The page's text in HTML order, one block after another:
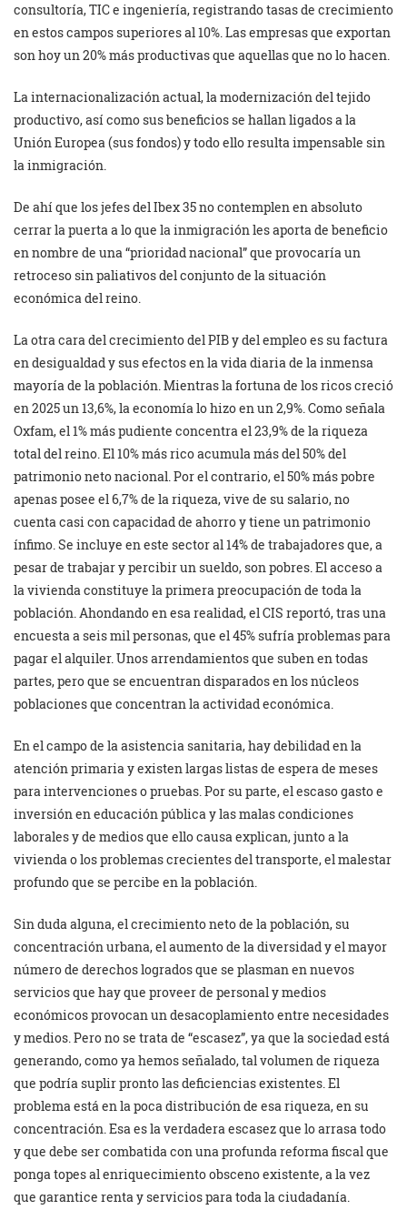
consultoría, TIC e ingeniería, registrando tasas de crecimiento
en estos campos superiores al 10%. Las empresas que exportan
son hoy un 20% más productivas que aquellas que no lo hacen.
La internacionalización actual, la modernización del tejido
productivo, así como sus beneficios se hallan ligados a la
Unión Europea (sus fondos) y todo ello resulta impensable sin
la inmigración.
De ahí que los jefes del Ibex 35 no contemplen en absoluto
cerrar la puerta a lo que la inmigración les aporta de beneficio
en nombre de una “prioridad nacional” que provocaría un
retroceso sin paliativos del conjunto de la situación
económica del reino.
La otra cara del crecimiento del PIB y del empleo es su factura
en desigualdad y sus efectos en la vida diaria de la inmensa
mayoría de la población. Mientras la fortuna de los ricos creció
en 2025 un 13,6%, la economía lo hizo en un 2,9%. Como señala
Oxfam, el 1% más pudiente concentra el 23,9% de la riqueza
total del reino. El 10% más rico acumula más del 50% del
patrimonio neto nacional. Por el contrario, el 50% más pobre
apenas posee el 6,7% de la riqueza, vive de su salario, no
cuenta casi con capacidad de ahorro y tiene un patrimonio
ínfimo. Se incluye en este sector al 14% de trabajadores que, a
pesar de trabajar y percibir un sueldo, son pobres. El acceso a
la vivienda constituye la primera preocupación de toda la
población. Ahondando en esa realidad, el CIS reportó, tras una
encuesta a seis mil personas, que el 45% sufría problemas para
pagar el alquiler. Unos arrendamientos que suben en todas
partes, pero que se encuentran disparados en los núcleos
poblaciones que concentran la actividad económica.
En el campo de la asistencia sanitaria, hay debilidad en la
atención primaria y existen largas listas de espera de meses
para intervenciones o pruebas. Por su parte, el escaso gasto e
inversión en educación pública y las malas condiciones
laborales y de medios que ello causa explican, junto a la
vivienda o los problemas crecientes del transporte, el malestar
profundo que se percibe en la población.
Sin duda alguna, el crecimiento neto de la población, su
concentración urbana, el aumento de la diversidad y el mayor
número de derechos logrados que se plasman en nuevos
servicios que hay que proveer de personal y medios
económicos provocan un desacoplamiento entre necesidades
y medios. Pero no se trata de “escasez”, ya que la sociedad está
generando, como ya hemos señalado, tal volumen de riqueza
que podría suplir pronto las deficiencias existentes. El
problema está en la poca distribución de esa riqueza, en su
concentración. Esa es la verdadera escasez que lo arrasa todo
y que debe ser combatida con una profunda reforma fiscal que
ponga topes al enriquecimiento obsceno existente, a la vez
que garantice renta y servicios para toda la ciudadanía.